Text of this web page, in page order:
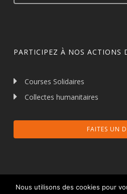
PARTICIPEZ À NOS ACTIONS
Courses Solidaires
Collectes humanitaires
FAITES UN
Nous utilisons des cookies pour